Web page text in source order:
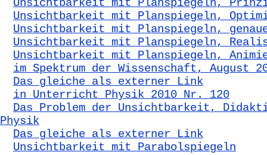
Unsichtbarkeit mit Planspiegeln,
Unsichtbarkeit mit Planspiegeln,
Unsichtbarkeit mit Planspiegeln,
Unsichtbarkeit mit Planspiegeln,
Unsichtbarkeit mit Planspiegeln,
im Spektrum der Wissenschaft, August
Das gleiche als externer Link
in Unterricht Physik 2010 Nr. 120
Das Problem der Unsichtbarkeit,
Physik
Das gleiche als externer Link
Unsichtbarkeit mit Parabolspiegeln